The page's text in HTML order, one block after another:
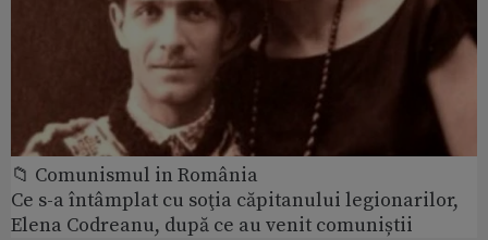
📁 Comunismul in România
Ce s-a întâmplat cu soţia căpitanului legionarilor,
Elena Codreanu, după ce au venit comuniștii